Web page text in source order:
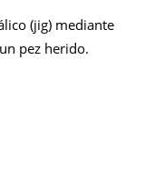
(jig) mediante
pez herido.